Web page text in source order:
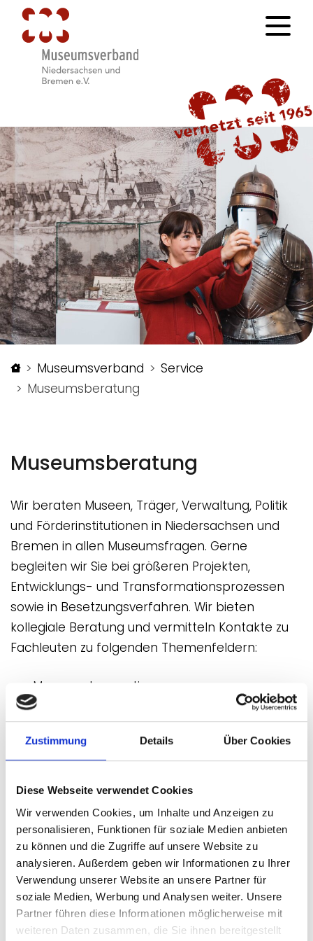
Zustimmung Details Über Cookies
Diese Webseite verwendet Cookies
Wir verwenden Cookies, um Inhalte und Anzeigen zu
personalisieren, Funktionen für soziale Medien anbieten
zu können und die Zugriffe auf unsere Website zu
analysieren. Außerdem geben wir Informationen zu Ihrer
Verwendung unserer Website an unsere Partner für
soziale Medien, Werbung und Analysen weiter. Unsere
Partner führen diese Informationen möglicherweise mit
weiteren Daten zusammen, die Sie ihnen bereitgestellt
Startseite
Museumsverband
Service
Museumsberatung
Museumsberatung
Wir beraten Museen, Träger, Verwaltung, Politik
und Förderinstitutionen in Niedersachsen und
Bremen in allen Museumsfragen. Gerne
begleiten wir Sie bei größeren Projekten,
Entwicklungs- und Transformationsprozessen
sowie in Besetzungsverfahren. Wir bieten
kollegiale Beratung und vermitteln Kontakte zu
Fachleuten zu folgenden Themenfeldern:
Museumskonzeption
Museumsmanagement
Finanzierung
Förderung
Kulturtourismus
Dokumentation
Inventarisierung
Sammlungsstrategie
Sammlungspflege
Depot
Ausstellungsgestaltung
Bildung und Vermittlung